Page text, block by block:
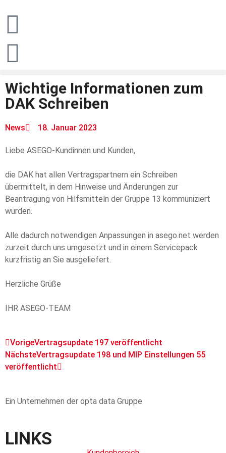
Wichtige Informationen zum
DAK Schreiben
News 18. Januar 2023
Liebe ASEGO-Kundinnen und Kunden,
die DAK hat allen Vertragspartnern ein Schreiben
übermittelt, in dem Hinweise und Änderungen zur
Beantragung von Hilfsmitteln der Gruppe 13 kommuniziert
wurden.
Alle dadurch notwendigen Anpassungen in asego.net werden
zurzeit durch uns umgesetzt und in einem Servicepack
kurzfristig an Sie ausgeliefert.
Herzliche Grüße
IHR ASEGO-TEAM
VorigeVertragsupdate 197 veröffentlicht
NächsteVertragsupdate 198 und MIP Einstellungen 55
veröffentlicht
Ein Unternehmen der opta data Gruppe
LINKS